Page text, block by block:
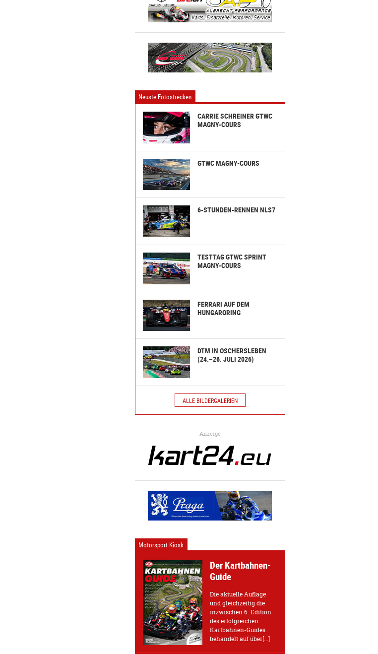
Neuste Fotostrecken
CARRIE SCHREINER GTWC
MAGNY-COURS
GTWC MAGNY-COURS
6-STUNDEN-RENNEN NLS7
TESTTAG GTWC SPRINT
MAGNY-COURS
FERRARI AUF DEM
HUNGARORING
DTM IN OSCHERSLEBEN
(24.–26. JULI 2026)
ALLE BILDERGALERIEN
Anzeige
Motorsport Kiosk
Der Kartbahnen-
Guide
Die aktuelle Auflage
und gleichzeitig die
inzwischen 6. Edition
des erfolgreichen
Kartbahnen-Guides
behandelt auf über[...]